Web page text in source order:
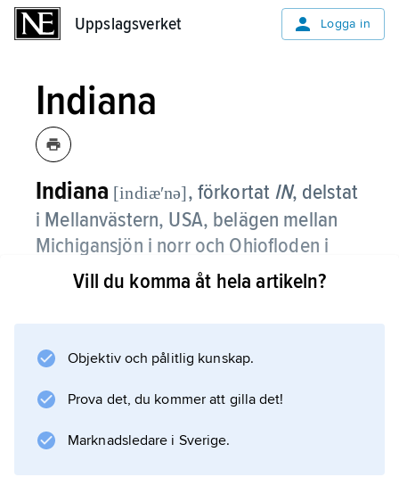
Uppslagsverket Logga in
Indiana
Indiana [indiæʹnə], förkortat IN, delstat
i Mellanvästern, USA, belägen mellan
Michigansjön i norr och Ohiofloden i
söder; 94 000 km , 6,8 miljoner
Natur
Befolkning
Vill du komma åt hela artikeln?
Objektiv och pålitlig kunskap.
Prova det, du kommer att gilla det!
Marknadsledare i Sverige.